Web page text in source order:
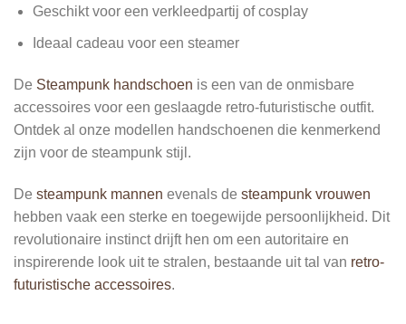
Geschikt voor een verkleedpartij of cosplay
Ideaal cadeau voor een steamer
De Steampunk handschoen is een van de onmisbare
accessoires voor een geslaagde retro-futuristische outfit.
Ontdek al onze modellen handschoenen die kenmerkend
zijn voor de steampunk stijl.
De steampunk mannen evenals de steampunk vrouwen
hebben vaak een sterke en toegewijde persoonlijkheid. Dit
revolutionaire instinct drijft hen om een autoritaire en
inspirerende look uit te stralen, bestaande uit tal van retro-
futuristische accessoires.